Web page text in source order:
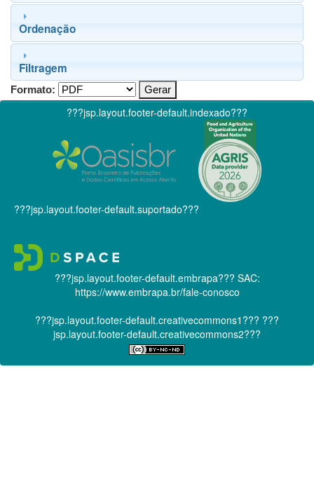
Ordenação
Filtragem
Formato:
???jsp.layout.footer-default.indexado???
???jsp.layout.footer-default.suportado???
???jsp.layout.footer-default.embrapa??? SAC:
https://www.embrapa.br/fale-conosco
???jsp.layout.footer-default.creativecommons1??? ???
jsp.layout.footer-default.creativecommons2???